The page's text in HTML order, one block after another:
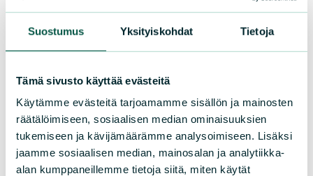
Suostumus Yksityiskohdat Tietoja
Tämä sivusto käyttää evästeitä
Käytämme evästeitä tarjoamamme sisällön ja mainosten
räätälöimiseen, sosiaalisen median ominaisuuksien
tukemiseen ja kävijämäärämme analysoimiseen. Lisäksi
jaamme sosiaalisen median, mainosalan ja analytiikka-
alan kumppaneillemme tietoja siitä, miten käytät
toimintaseurat ja eri tiimit valitsevat
vuosittain uudet toimihenkilöt omien
sääntöjensä mukaisesti. Näihin tehtäviin
Ilmianna itsesi – ilmoittaudu hoitamaan
jokin...
Lue lisää